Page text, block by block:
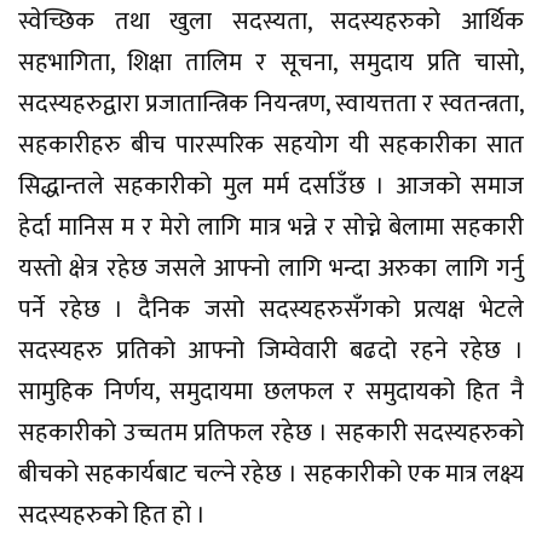
स्वेच्छिक तथा खुला सदस्यता, सदस्यहरुको आर्थिक
सहभागिता, शिक्षा तालिम र सूचना, समुदाय प्रति चासो,
सदस्यहरुद्वारा प्रजातान्त्रिक नियन्त्रण, स्वायत्तता र स्वतन्त्रता,
सहकारीहरु बीच पारस्परिक सहयोग यी सहकारीका सात
सिद्धान्तले सहकारीको मुल मर्म दर्साउँछ । आजको समाज
हेर्दा मानिस म र मेरो लागि मात्र भन्ने र सोच्ने बेलामा सहकारी
यस्तो क्षेत्र रहेछ जसले आफ्नो लागि भन्दा अरुका लागि गर्नु
पर्ने रहेछ । दैनिक जसो सदस्यहरुसँगको प्रत्यक्ष भेटले
सदस्यहरु प्रतिको आफ्नो जिम्वेवारी बढदो रहने रहेछ ।
सामुहिक निर्णय, समुदायमा छलफल र समुदायको हित नै
सहकारीको उच्चतम प्रतिफल रहेछ । सहकारी सदस्यहरुको
बीचको सहकार्यबाट चल्ने रहेछ । सहकारीको एक मात्र लक्ष्य
सदस्यहरुको हित हो ।